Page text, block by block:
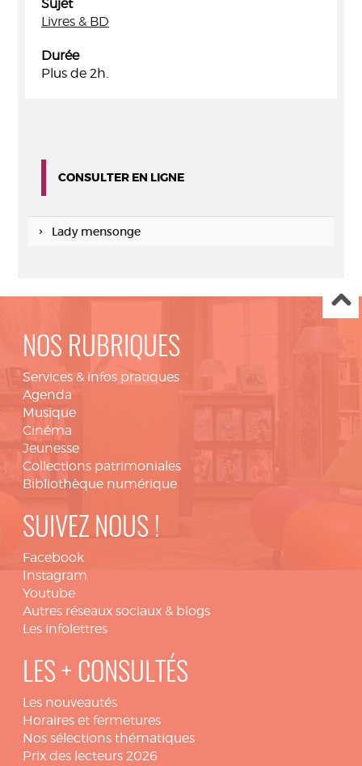
Sujet
Livres & BD
Durée
Plus de 2h.
CONSULTER EN LIGNE
Lady mensonge
NOS RUBRIQUES
Services & infos pratiques
Agenda
Musique
Cinéma
Jeunesse
Collections patrimoniales
Bibliothèque numérique
SUIVEZ NOUS !
Facebook
Instagram
Youtube
Autres réseaux sociaux & blogs
Les infolettres
LES + CONSULTÉS
Les nouveautés
Horaires et fermetures
Nos sélections thématiques
Prix des lecteurs 2026